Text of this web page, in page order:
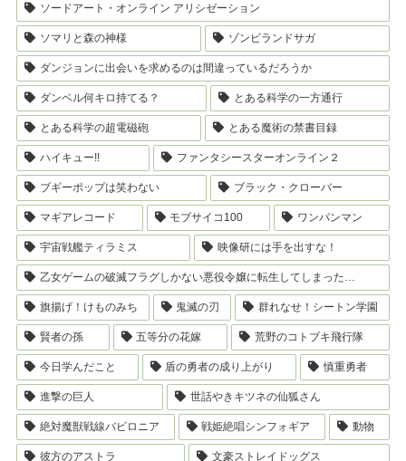
ソードアート・オンライン アリシゼーション
ソマリと森の神様 ゾンビランドサガ
ダンジョンに出会いを求めるのは間違っているだろうか
ダンベル何キロ持てる？ とある科学の一方通行
とある科学の超電磁砲 とある魔術の禁書目録
ハイキュー!! ファンタシースターオンライン２
ブギーポップは笑わない ブラック・クローバー
マギアレコード モブサイコ100 ワンパンマン
宇宙戦艦ティラミス 映像研には手を出すな！
乙女ゲームの破滅フラグしかない悪役令嬢に転生してしまった…
旗揚げ！けものみち 鬼滅の刃 群れなせ！シートン学園
賢者の孫 五等分の花嫁 荒野のコトブキ飛行隊
今日学んだこと 盾の勇者の成り上がり 慎重勇者
進撃の巨人 世話やきキツネの仙狐さん
絶対魔獣戦線バビロニア 戦姫絶唱シンフォギア 動物
彼方のアストラ 文豪ストレイドッグス